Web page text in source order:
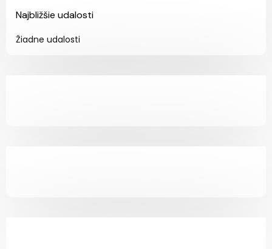
Najbližšie udalosti
Žiadne udalosti